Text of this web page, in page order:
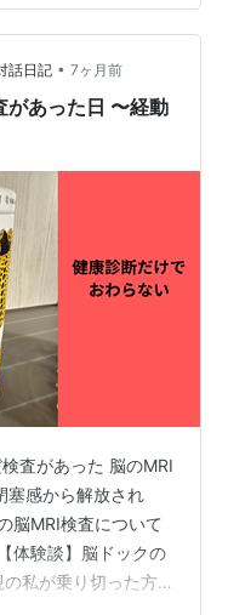
話日記 • 7ヶ月前
があった日 〜経動
査があった 脳のMRI
塞感から解放され
脳MRI検査について
体験談】脳ドックの
私が乗り切った方法